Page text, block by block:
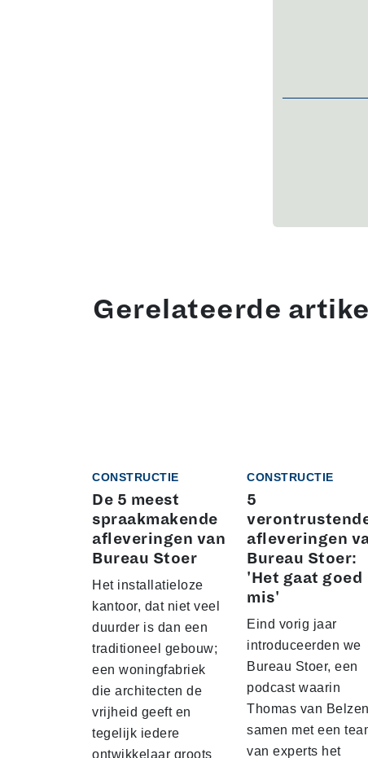
Gerelateerde
CONSTRUCTIE
De 5 meest
spraakmakende
afleveringen van
Bureau Stoer
Het installatieloze
kantoor, dat niet veel
duurder is dan een
traditioneel gebouw;
een woningfabriek
die architecten de
vrijheid geeft en
tegelijk iedere
ontwikkelaar groots
CONSTRUCTIE
5
afleveringen
Bureau Stoer:
'Het gaat goed
mis'
Eind vorig jaar
introduceerden we
Bureau Stoer, een
podcast waarin
Thomas van Belzen
samen met een
van experts het